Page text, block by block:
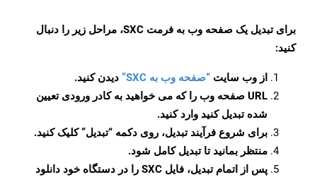
برای تبدیل یک صفحه وب به فرمت SXC، مراحل زیر را دنبال
کنید:
از وب سایت “صفحه وب به SXC”
دیدن کنید.
URL صفحه وب را که می خواهید به کادر ورودی تعیین
شده تبدیل کنید وارد کنید.
برای شروع فرآیند تبدیل، روی دکمه “تبدیل” کلیک کنید.
منتظر بمانید تا تبدیل کامل شود.
پس از اتمام تبدیل، فایل SXC را در دستگاه خود دانلود